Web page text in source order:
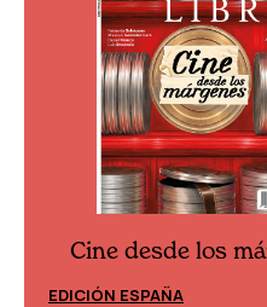
Cine desde los
EDICIÓN ESPAÑA